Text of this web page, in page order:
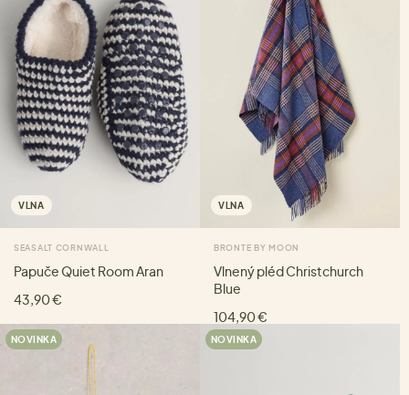
VLNA
SEASALT CORNWALL
Papuče Quiet Room Aran
43,90 €
VLNA
BRONTE BY MOON
Vlnený pléd Christchurch
Blue
104,90 €
NOVINKA NOVINKA